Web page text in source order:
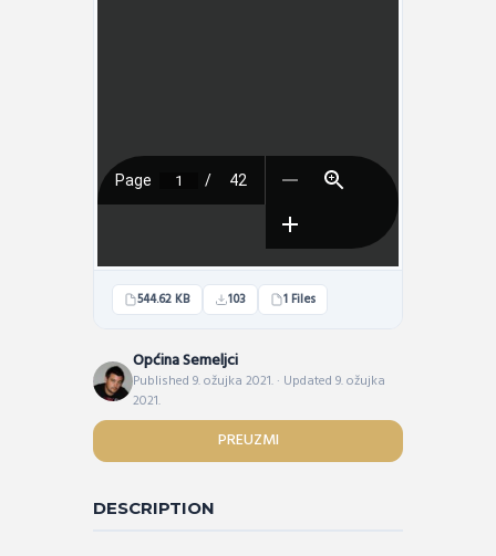
544.62 KB 103 1 Files
Općina Semeljci
Published 9. ožujka 2021. · Updated 9. ožujka
2021.
PREUZMI
DESCRIPTION